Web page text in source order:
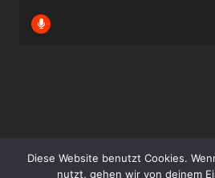
Diese Website benutzt Cookies.
nutzt, gehen wir von deinem